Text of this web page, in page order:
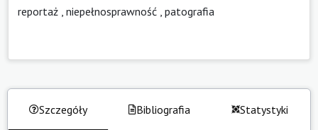
reportaż niepełnosprawność patografia
Szczegóły Bibliografia Statystyki